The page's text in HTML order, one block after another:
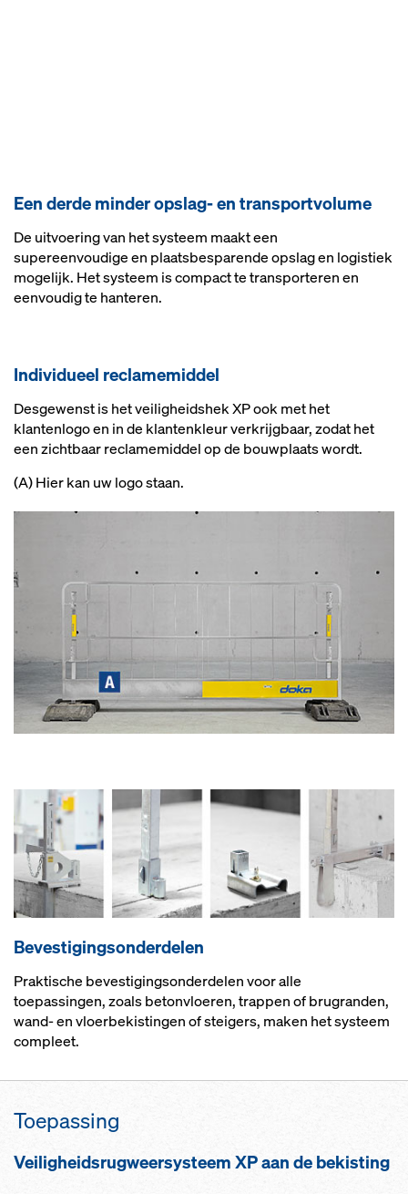
Een derde minder opslag- en transportvolume
De uitvoering van het systeem maakt een
supereenvoudige en plaatsbesparende opslag en logistiek
mogelijk. Het systeem is compact te transporteren en
eenvoudig te hanteren.
Individueel reclamemiddel
Desgewenst is het veiligheidshek XP ook met het
klantenlogo en in de klantenkleur verkrijgbaar, zodat het
een zichtbaar reclamemiddel op de bouwplaats wordt.
(A) Hier kan uw logo staan.
Bevestigingsonderdelen
Praktische bevestigingsonderdelen voor alle
toepassingen, zoals betonvloeren, trappen of brugranden,
wand- en vloerbekistingen of steigers, maken het systeem
compleet.
Toepassing
Veiligheidsrugweer­systeem XP aan de bekisting